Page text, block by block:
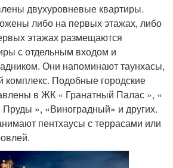
двухуровневые квартиры.
либо на первых этажах, либо
этажах размещаются
с отдельным входом и
Они напоминают таунхасы,
комплекс. Подобные городские
в ЖК « Гранатный Палас », «
», «Виноградный» и других.
пентхаусы с террасами или